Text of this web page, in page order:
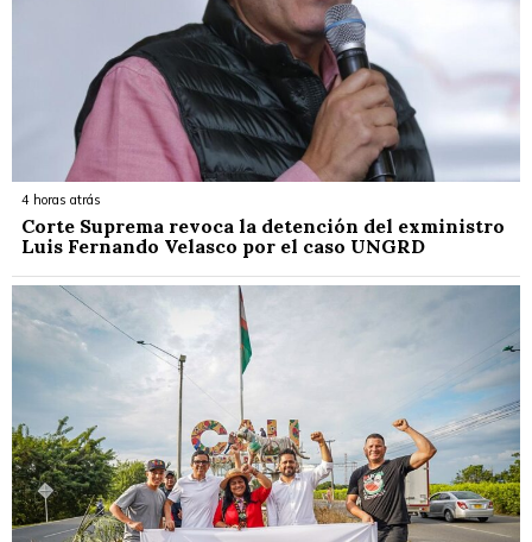
4 horas atrás
Corte Suprema revoca la detención del exministro
Luis Fernando Velasco por el caso UNGRD